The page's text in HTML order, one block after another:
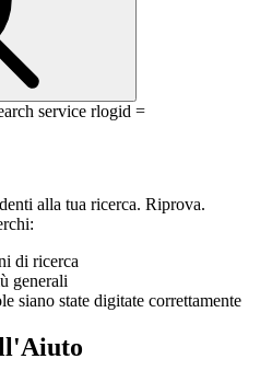
service rlogid =
alla tua ricerca. Riprova.
di ricerca
generali
siano state digitate correttamente